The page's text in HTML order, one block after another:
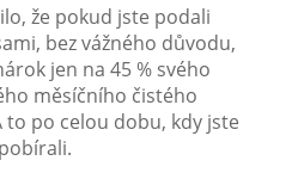
že pokud jste podali
bez vážného důvodu,
jen na 45 % svého
měsíčního čistého
to po celou dobu, kdy jste